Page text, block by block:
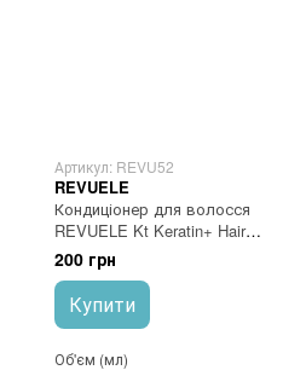
Артикул: REVU52
REVUELE
Кондиціонер для волосся
REVUELE Kt Keratin+ Hair
Conditioner
200 грн
Купити
Об'єм (мл)